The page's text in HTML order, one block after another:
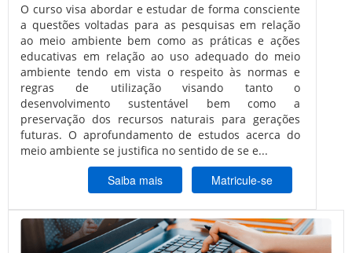
O curso visa abordar e estudar de forma consciente
a questões voltadas para as pesquisas em relação
ao meio ambiente bem como as práticas e ações
educativas em relação ao uso adequado do meio
ambiente tendo em vista o respeito às normas e
regras de utilização visando tanto o
desenvolvimento sustentável bem como a
preservação dos recursos naturais para gerações
futuras. O aprofundamento de estudos acerca do
meio ambiente se justifica no sentido de se e...
Saiba mais Matricule-se